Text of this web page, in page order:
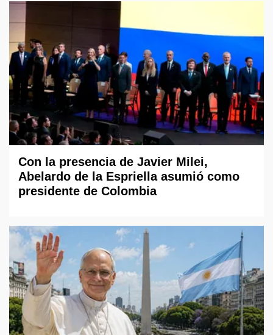
Con la presencia de Javier Milei,
Abelardo de la Espriella asumió como
presidente de Colombia